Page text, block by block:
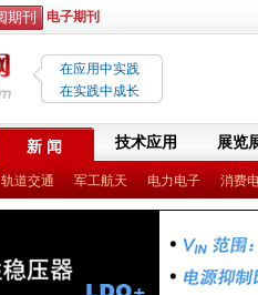
电子期刊
在应用中实践
在实践中成长
新 闻 技术应用 展览
轨道交通 军工航天 电力电子 消费